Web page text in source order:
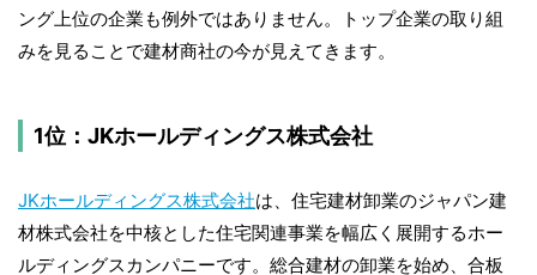
ング上位の企業も例外ではありません。トップ企業の取り組
みを見ることで建材商社の今が見えてきます。
1位：JKホールディングス株式会社
JKホールディングス株式会社は、住宅建材卸業のジャパン建
材株式会社を中核とした住宅関連事業を幅広く展開するホー
ルディングスカンパニーです。総合建材の卸業を始め、合板